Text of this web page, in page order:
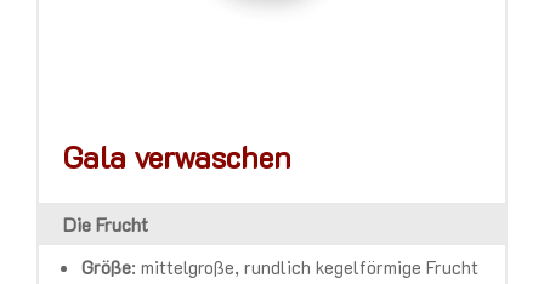
Gala verwaschen
Die Frucht
Größe: mittelgroße, rundlich kegelförmige Frucht